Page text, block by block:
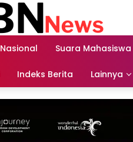
Nasional Suara Mahasiswa
Indeks Berita Lainnya